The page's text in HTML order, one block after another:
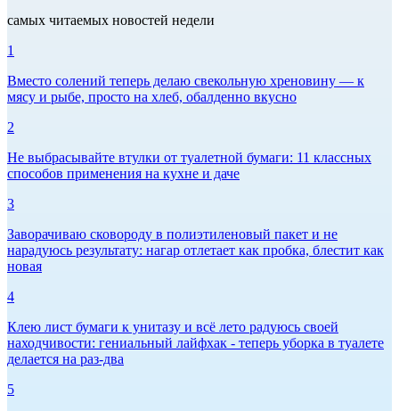
самых читаемых новостей недели
1
Вместо солений теперь делаю свекольную хреновину — к
мясу и рыбе, просто на хлеб, обалденно вкусно
2
Не выбрасывайте втулки от туалетной бумаги: 11 классных
способов применения на кухне и даче
3
Заворачиваю сковороду в полиэтиленовый пакет и не
нарадуюсь результату: нагар отлетает как пробка, блестит как
новая
4
Клею лист бумаги к унитазу и всё лето радуюсь своей
находчивости: гениальный лайфхак - теперь уборка в туалете
делается на раз-два
5